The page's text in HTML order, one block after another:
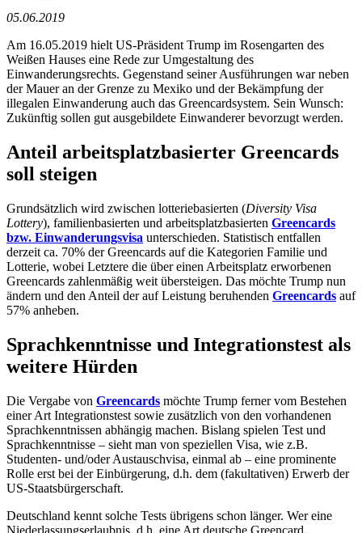
05.06.2019
Am 16.05.2019 hielt US-Präsident Trump im Rosengarten des
Weißen Hauses eine Rede zur Umgestaltung des
Einwanderungsrechts. Gegenstand seiner Ausführungen war neben
der Mauer an der Grenze zu Mexiko und der Bekämpfung der
illegalen Einwanderung auch das Greencardsystem. Sein Wunsch:
Zukünftig sollen gut ausgebildete Einwanderer bevorzugt werden.
Anteil arbeitsplatzbasierter Greencards
soll steigen
Grundsätzlich wird zwischen lotteriebasierten (Diversity Visa
Lottery), familienbasierten und arbeitsplatzbasierten Greencards
bzw. Einwanderungsvisa unterschieden. Statistisch entfallen
derzeit ca. 70% der Greencards auf die Kategorien Familie und
Lotterie, wobei Letztere die über einen Arbeitsplatz erworbenen
Greencards zahlenmäßig weit übersteigen. Das möchte Trump nun
ändern und den Anteil der auf Leistung beruhenden Greencards auf
57% anheben.
Sprachkenntnisse und Integrationstest als
weitere Hürden
Die Vergabe von Greencards möchte Trump ferner vom Bestehen
einer Art Integrationstest sowie zusätzlich von den vorhandenen
Sprachkenntnissen abhängig machen. Bislang spielen Test und
Sprachkenntnisse – sieht man von speziellen Visa, wie z.B.
Studenten- und/oder Austauschvisa, einmal ab – eine prominente
Rolle erst bei der Einbürgerung, d.h. dem (fakultativen) Erwerb der
US-Staatsbürgerschaft.
Deutschland kennt solche Tests übrigens schon länger. Wer eine
Niederlassungserlaubnis, d.h. eine Art deutsche Greencard,